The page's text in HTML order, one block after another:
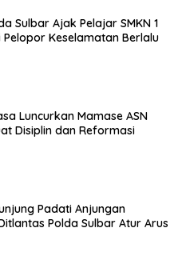
Sulbar Ajak Pelajar SMKN 1
Keselamatan Berlalu
Luncurkan Mamase ASN
Disiplin dan Reformasi
Padati Anjungan
Polda Sulbar Atur Arus